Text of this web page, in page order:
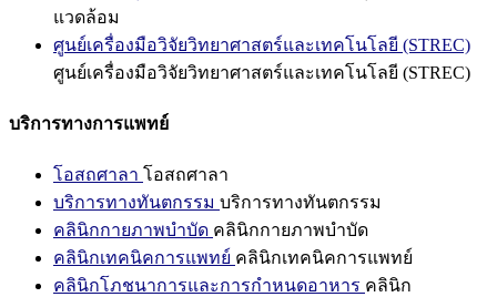
แวดล้อม
ศูนย์เครื่องมือวิจัยวิทยาศาสตร์และเทคโนโลยี (STREC)
ศูนย์เครื่องมือวิจัยวิทยาศาสตร์และเทคโนโลยี (STREC)
บริการทางการแพทย์
โอสถศาลา โอสถศาลา
บริการทางทันตกรรม บริการทางทันตกรรม
คลินิกกายภาพบำบัด คลินิกกายภาพบำบัด
คลินิกเทคนิคการแพทย์ คลินิกเทคนิคการแพทย์
คลินิกโภชนาการและการกำหนดอาหาร คลินิก